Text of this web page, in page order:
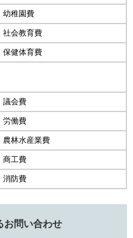
幼稚園費
社会教育費
保健体育費
議会費
労働費
農林水産業費
商工費
消防費
お問い合わせ